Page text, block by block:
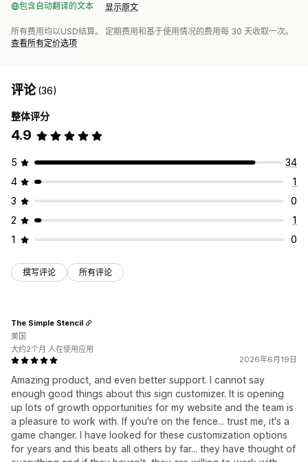
包含自动翻译的文本 显示原文
所有费用均以USD结算。 定期费用和基于使用情况的费用每 30 天收取一次。
查看所有定价选项
评论(36)
整体评分
4.9
5
34
4
1
3
0
2
1
1
0
撰写评论 所有评论
2026年6月19日
Amazing product, and even better support. I cannot say
enough good things about this sign customizer. It is opening
up lots of growth opportunities for my website and the team is
a pleasure to work with. If you're on the fence... trust me, it's a
game changer. I have looked for these customization options
for years and this beats all others by far... they have thought of
The Simple Stencil
美国
大约2个月 人在使用应用